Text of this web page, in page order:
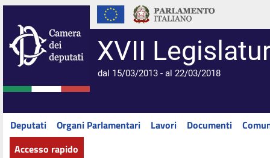
XVII
dal 15/03/2013 - al 22/03/2018
Deputati Organi Parlamentari Lavori Documenti
Accesso rapido